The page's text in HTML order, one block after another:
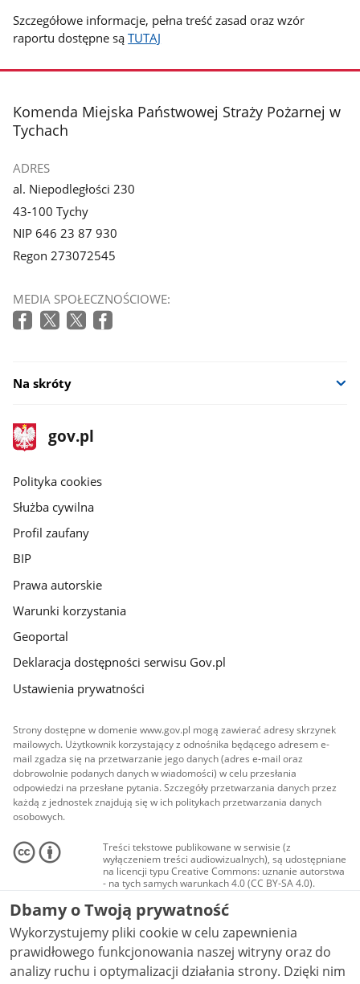
Szczegółowe informacje, pełna treść zasad oraz wzór
raportu dostępne sąTUTAJ
stopka
Komenda Miejska Państwowej Straży Pożarnej w
Tychach
ADRES
al. Niepodległości 230
43-100 Tychy
NIP 646 23 87 930
Regon 273072545
MEDIA SPOŁECZNOŚCIOWE:
Na skróty
stopka
gov.pl
Strona
gov.pl
gov.pl
Polityka cookies
Służba cywilna
Profil zaufany
BIP
Prawa autorskie
Warunki korzystania
Geoportal
Deklaracja dostępności serwisu Gov.pl
Ustawienia prywatności
Strony dostępne w domenie www.gov.pl mogą zawierać adresy skrzynek
mailowych. Użytkownik korzystający z odnośnika będącego adresem e-
mail zgadza się na przetwarzanie jego danych (adres e-mail oraz
dobrowolnie podanych danych w wiadomości) w celu przesłania
odpowiedzi na przesłane pytania. Szczegóły przetwarzania danych przez
każdą z jednostek znajdują się w ich politykach przetwarzania danych
osobowych.
Treści tekstowe publikowane w serwisie (z
wyłączeniem treści audiowizualnych), są udostępniane
na licencji typu Creative Commons: uznanie autorstwa
- na tych samych warunkach 4.0 (CC BY-SA 4.0).
Materiały audiowizualne, w tym zdjęcia, materiały
audio i wideo, są udostępniane na licencji typu
Creative Commons: uznanie autorstwa użycie
niekomercyjne - bez utworów zależnych 4.0 (CC BY-
NC-ND 4.0), o ile nie jest to stwierdzone inaczej.
Dbamy o Twoją prywatność
Wykorzystujemy pliki cookie w celu zapewnienia
prawidłowego funkcjonowania naszej witryny oraz do
analizy ruchu i optymalizacji działania strony. Dzięki nim